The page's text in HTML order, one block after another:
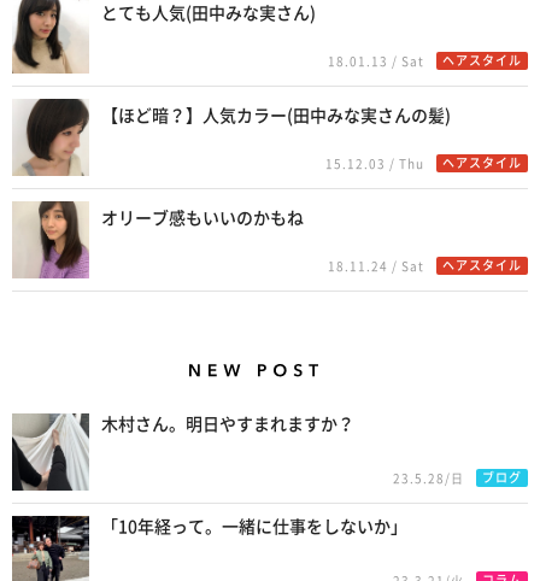
とても人気(田中みな実さん)
18.01.13 / Sat ヘアスタイル
【ほど暗？】人気カラー(田中みな実さんの髪)
15.12.03 / Thu ヘアスタイル
オリーブ感もいいのかもね
18.11.24 / Sat ヘアスタイル
木村さん。明日やすまれますか？
23.5.28/日 ブログ
「10年経って。一緒に仕事をしないか」